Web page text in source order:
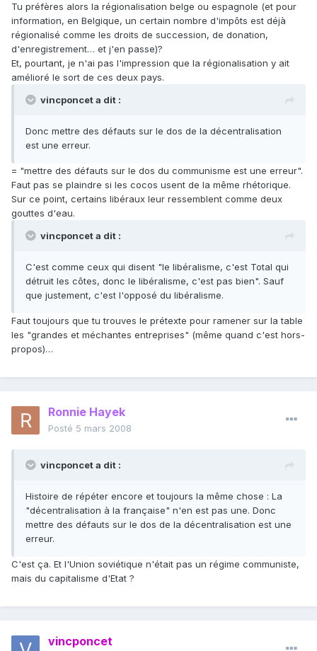
Tu préfères alors la régionalisation belge ou espagnole (et pour
information, en Belgique, un certain nombre d'impôts est déjà
régionalisé comme les droits de succession, de donation,
d'enregistrement… et j'en passe)?
Et, pourtant, je n'ai pas l'impression que la régionalisation y ait
amélioré le sort de ces deux pays.
vincponcet a dit :
Donc mettre des défauts sur le dos de la décentralisation
est une erreur.
= "mettre des défauts sur le dos du communisme est une erreur".
Faut pas se plaindre si les cocos usent de la même rhétorique.
Sur ce point, certains libéraux leur ressemblent comme deux
gouttes d'eau.
vincponcet a dit :
C'est comme ceux qui disent "le libéralisme, c'est Total qui
détruit les côtes, donc le libéralisme, c'est pas bien". Sauf
que justement, c'est l'opposé du libéralisme.
Faut toujours que tu trouves le prétexte pour ramener sur la table
les "grandes et méchantes entreprises" (même quand c'est hors-
propos)…
Ronnie Hayek
Posté 5 mars 2008
vincponcet a dit :
Histoire de répéter encore et toujours la même chose : La
"décentralisation à la française" n'en est pas une. Donc
mettre des défauts sur le dos de la décentralisation est une
erreur.
C'est ça. Et l'Union soviétique n'était pas un régime communiste,
mais du capitalisme d'Etat ?
vincponcet